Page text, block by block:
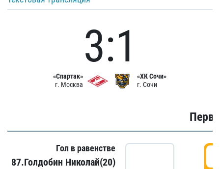
«Спартак»
г. Москва
3:1
«ХК Сочи»
г. Сочи
Гол в равенстве
87.Голдобин Николай(20)